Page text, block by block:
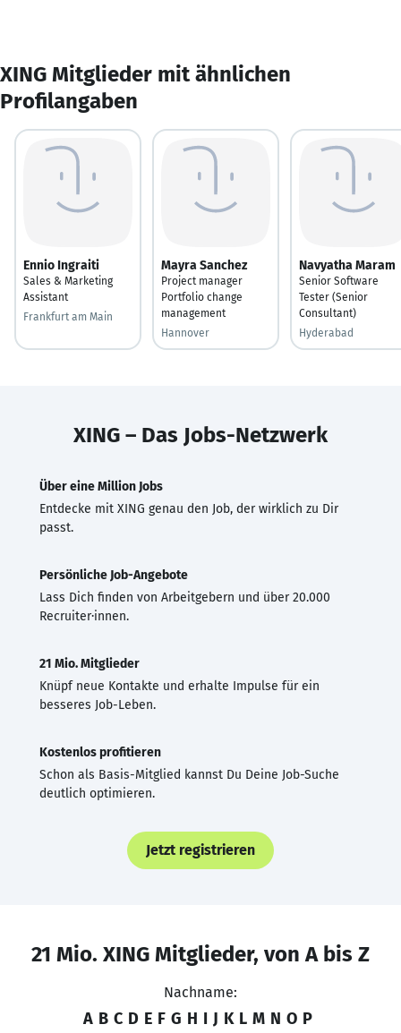
XING Mitglieder mit ähnlichen
Profilangaben
Ennio Ingraiti
Sales & Marketing
Assistant
Frankfurt am Main
Mayra Sanchez
Project manager
Portfolio change
management
Hannover
Navyatha Maram
Senior Software
Tester (Senior
Consultant)
Hyderabad
XING – Das Jobs-Netzwerk
Über eine Million Jobs
Entdecke mit XING genau den Job, der wirklich zu Dir
passt.
Persönliche Job-Angebote
Lass Dich finden von Arbeitgebern und über 20.000
Recruiter·innen.
21 Mio. Mitglieder
Knüpf neue Kontakte und erhalte Impulse für ein
besseres Job-Leben.
Kostenlos profitieren
Schon als Basis-Mitglied kannst Du Deine Job-Suche
deutlich optimieren.
Jetzt registrieren
21 Mio. XING Mitglieder, von A bis Z
Nachname:
A B C D E F G H I J K L M N O P